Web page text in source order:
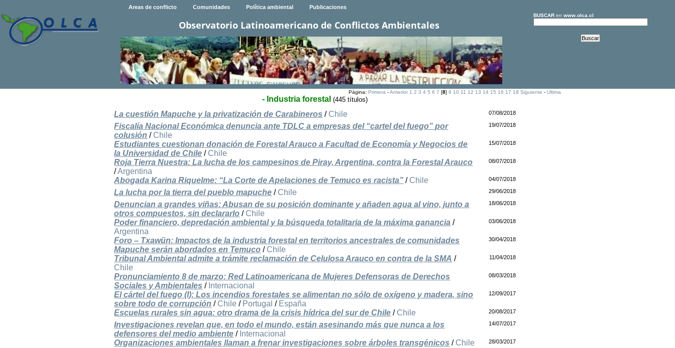
Areas de conflicto Comunidades Política ambiental Publicaciones
Observatorio Latinoamericano de Conflictos Ambientales
BUSCARen www.olca.cl
Página: Primera-Anterior 1 2 3 4 5 6 7 [8] 9 10 11 12 13 14 15 16 17 18 Siguiente - Ultima
- Industria forestal (445 títulos)
La cuestión Mapuche y la privatización de Carabineros / Chile 07/08/2018
Fiscalía Nacional Económica denuncia ante TDLC a empresas del “cartel del fuego” por
colusión / Chile
19/07/2018
Estudiantes cuestionan donación de Forestal Arauco a Facultad de Economía y Negocios de
la Universidad de Chile / Chile
15/07/2018
Roja Tierra Nuestra: La lucha de los campesinos de Piray, Argentina, contra la Forestal Arauco
/Argentina
08/07/2018
Abogada Karina Riquelme: “La Corte de Apelaciones de Temuco es racista” / Chile 04/07/2018
La lucha por la tierra del pueblo mapuche / Chile 29/06/2018
Denuncian a grandes viñas: Abusan de su posición dominante y añaden agua al vino, junto a
otros compuestos, sin declararlo / Chile
18/06/2018
Poder financiero, depredación ambiental y la búsqueda totalitaria de la máxima ganancia /
Argentina
03/06/2018
Foro – Txawün: Impactos de la industria forestal en territorios ancestrales de comunidades
Mapuche serán abordados en Temuco / Chile
30/04/2018
Tribunal Ambiental admite a trámite reclamación de Celulosa Arauco en contra de la SMA /
Chile
11/04/2018
Pronunciamiento 8 de marzo: Red Latinoamericana de Mujeres Defensoras de Derechos
Sociales y Ambientales / Internacional
08/03/2018
El cártel del fuego (I): Los incendios forestales se alimentan no sólo de oxígeno y madera, sino
sobre todo de corrupción / Chile / Portugal / España
12/09/2017
Escuelas rurales sin agua: otro drama de la crisis hídrica del sur de Chile / Chile 20/08/2017
Investigaciones revelan que, en todo el mundo, están asesinando más que nunca a los
defensores del medio ambiente / Internacional
14/07/2017
Organizaciones ambientales llaman a frenar investigaciones sobre árboles transgénicos / Chile 28/03/2017